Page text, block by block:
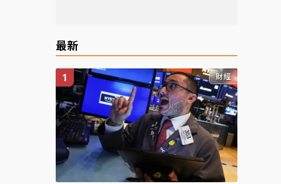
最新
財經